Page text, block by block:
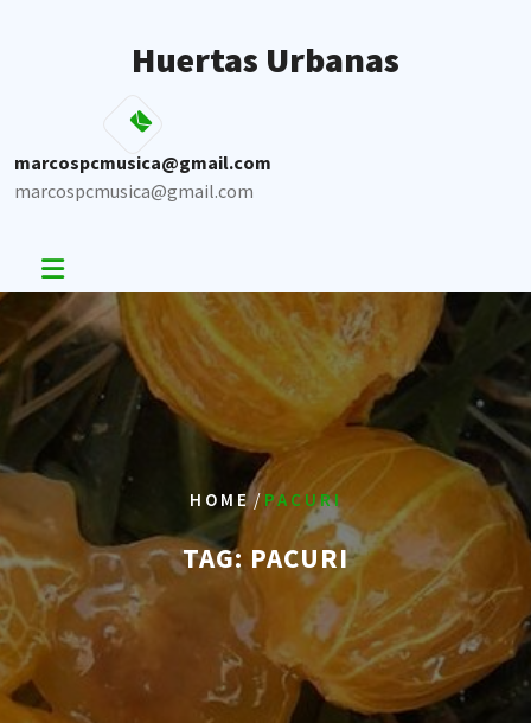
Huertas Urbanas
marcospcmusica@gmail.com
marcospcmusica@gmail.com
HOME/ PACURI
TAG: PACURI